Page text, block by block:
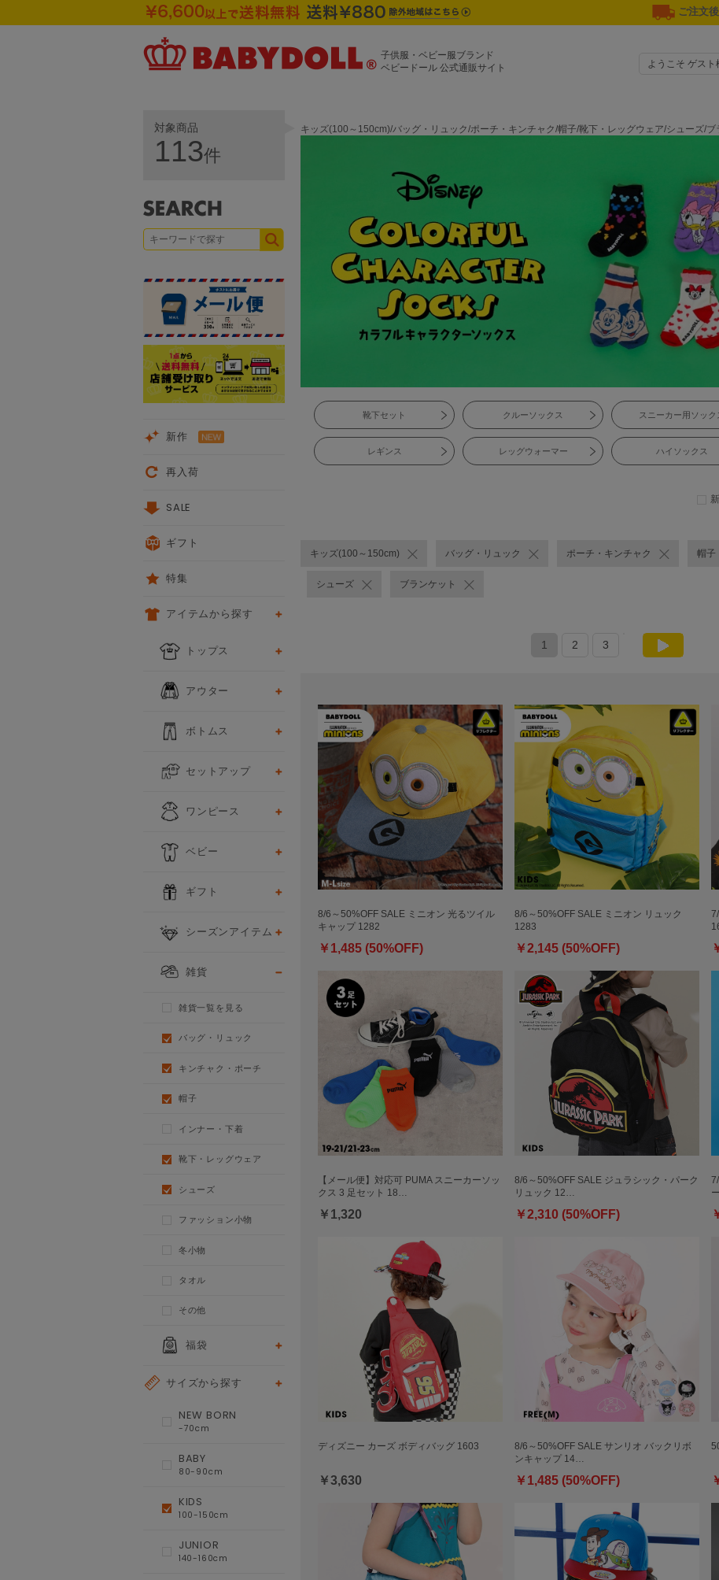
ご注文
子供服・ベビー服ブランド
ベビードール 公式通販サイト
ようこそ ゲスト
キッズ(100～150cm)/バッグ・リュック/ポーチ・キンチャク/帽子/靴下・レッグウェア/シューズ/
靴下セット クルーソックス スニーカー用ソック
レギンス レッグウォーマー ハイソックス
キッズ(100～150cm) バッグ・リュック ポーチ・キンチャク 帽子
シューズ ブランケット
1 2 3
8/6～50%OFF SALE ミニオン 光るツイル
キャップ 1282
￥1,485 (50%OFF)
8/6～50%OFF SALE ミニオン リュック
1283
￥2,145 (50%OFF)
【メール便】対応可 PUMA スニーカーソッ
クス 3 足セット 18…
￥1,320
8/6～50%OFF SALE ジュラシック・パーク
リュック 12…
￥2,310 (50%OFF)
ディズニー カーズ ボディバッグ 1603
￥3,630
8/6～50%OFF SALE サンリオ バックリボ
ンキャップ 14…
￥1,485 (50%OFF)
対象商品
113件
新作
再入荷
SALE
ギフト
特集
アイテムから探す
トップス
アウター
ボトムス
セットアップ
ワンピース
ベビー
ギフト
シーズンアイテム
雑貨
雑貨一覧を見る
バッグ・リュック
キンチャク・ポーチ
帽子
インナー・下着
靴下・レッグウェア
シューズ
ファッション小物
冬小物
タオル
その他
福袋
サイズから探す
NEW BORN
-70cm
BABY
80-90cm
KIDS
100-150cm
JUNIOR
140-160cm